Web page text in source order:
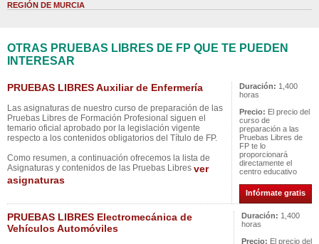
REGIÓN DE MURCIA
OTRAS PRUEBAS LIBRES DE FP QUE TE PUEDEN
INTERESAR
PRUEBAS LIBRES Auxiliar de Enfermería
Las asignaturas de nuestro curso de preparación de las
Pruebas Libres de Formación Profesional siguen el
temario oficial aprobado por la legislación vigente
respecto a los contenidos obligatorios del Título de FP.
Como resumen, a continuación ofrecemos la lista de
Asignaturas y contenidos de las Pruebas Libres ver
asignaturas
Duración: 1,400
horas
Precio: El precio del
curso de
preparación a las
Pruebas Libres de
FP te lo
proporcionará
directamente el
centro educativo
Infórmate gratis
PRUEBAS LIBRES Electromecánica de
Vehículos Automóviles
Duración: 1,400
horas
Precio: El precio del